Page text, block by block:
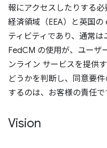
報にアクセスしたりする
経済領域（EEA）と英国
ティビティであり、通常は
FedCM の使用が、ユーザ
ンライン サービスを提供
どうかを判断し、同意要
するのは、お客様の責任で
Vision